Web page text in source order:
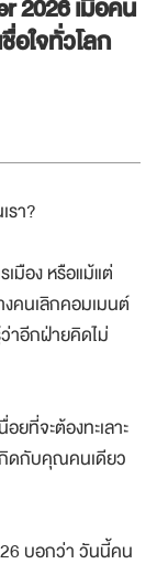
เมื่อคน
ใจทั่วโลก
มือง หรือแม้แต่
นเลิกคอมเมนต์
อีกฝ่ายคิดไม่
ยที่จะต้องทะเลาะ
ดกับคุณคนเดียว